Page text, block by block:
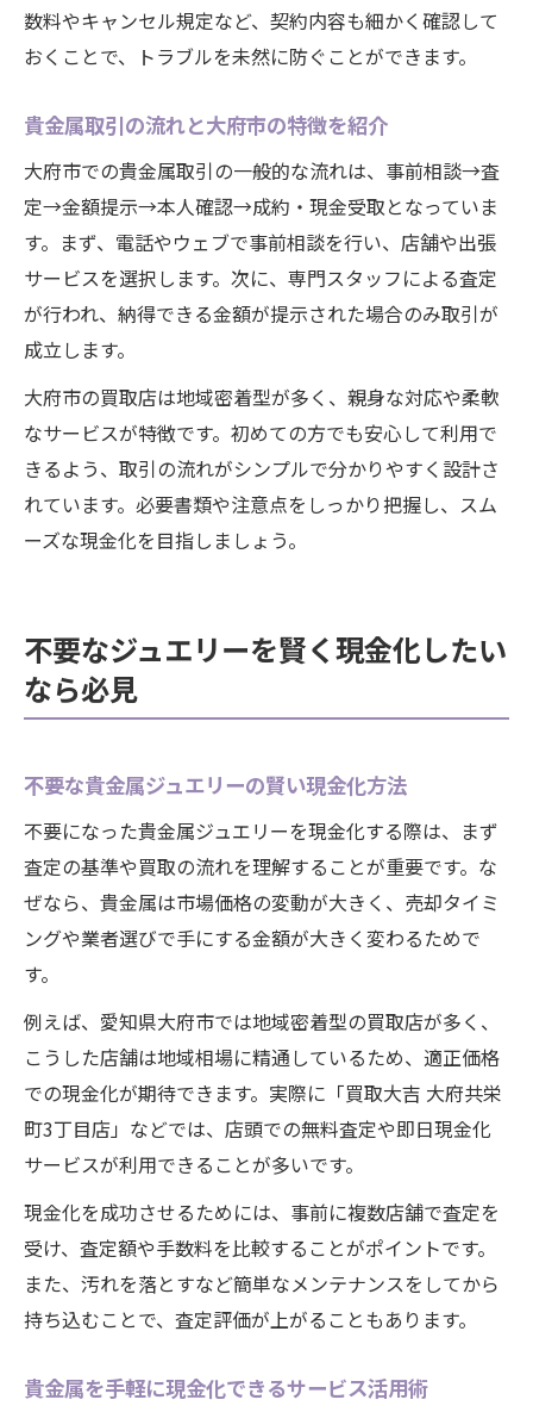
数料やキャンセル規定など、契約内容も細かく確認して
おくことで、トラブルを未然に防ぐことができます。
貴金属取引の流れと大府市の特徴を紹介
大府市での貴金属取引の一般的な流れは、事前相談→査
定→金額提示→本人確認→成約・現金受取となっていま
す。まず、電話やウェブで事前相談を行い、店舗や出張
サービスを選択します。次に、専門スタッフによる査定
が行われ、納得できる金額が提示された場合のみ取引が
成立します。
大府市の買取店は地域密着型が多く、親身な対応や柔軟
なサービスが特徴です。初めての方でも安心して利用で
きるよう、取引の流れがシンプルで分かりやすく設計さ
れています。必要書類や注意点をしっかり把握し、スム
ーズな現金化を目指しましょう。
不要なジュエリーを賢く現金化したい
なら必見
不要な貴金属ジュエリーの賢い現金化方法
不要になった貴金属ジュエリーを現金化する際は、まず
査定の基準や買取の流れを理解することが重要です。な
ぜなら、貴金属は市場価格の変動が大きく、売却タイミ
ングや業者選びで手にする金額が大きく変わるためで
す。
例えば、愛知県大府市では地域密着型の買取店が多く、
こうした店舗は地域相場に精通しているため、適正価格
での現金化が期待できます。実際に「買取大吉 大府共栄
町3丁目店」などでは、店頭での無料査定や即日現金化
サービスが利用できることが多いです。
現金化を成功させるためには、事前に複数店舗で査定を
受け、査定額や手数料を比較することがポイントです。
また、汚れを落とすなど簡単なメンテナンスをしてから
持ち込むことで、査定評価が上がることもあります。
貴金属を手軽に現金化できるサービス活用術